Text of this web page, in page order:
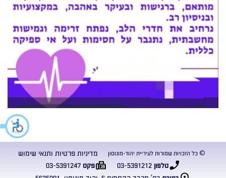
טלפון03-5391212 פקס03-5391247
© כל הזכויות שמורות לעיריית יהוד-מונוסון מדיניות פרטיות ותנאי שימוש